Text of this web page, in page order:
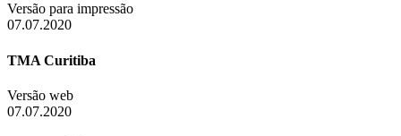
Versão para impressão
07.07.2020
TMA Curitiba
Versão web
07.07.2020